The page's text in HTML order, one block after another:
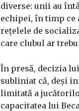
diverse: unii au
echipei, în timp ce
rețelele de
care clubul ar
În presă, decizia
subliniat că, deși
limitată a
capacitatea lui